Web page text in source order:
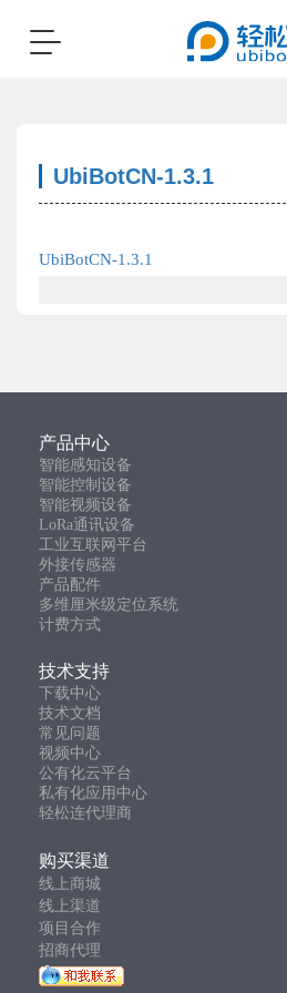
Toggle
UbiBotCN-1.3.1
UbiBotCN-1.3.1
产品中心
智能感知设备
智能控制设备
智能视频设备
LoRa通讯设备
工业互联网平台
外接传感器
产品配件
多维厘米级定位系统
计费方式
技术支持
下载中心
技术文档
常见问题
视频中心
公有化云平台
私有化应用中心
轻松连代理商
购买渠道
线上商城
线上渠道
项目合作
招商代理